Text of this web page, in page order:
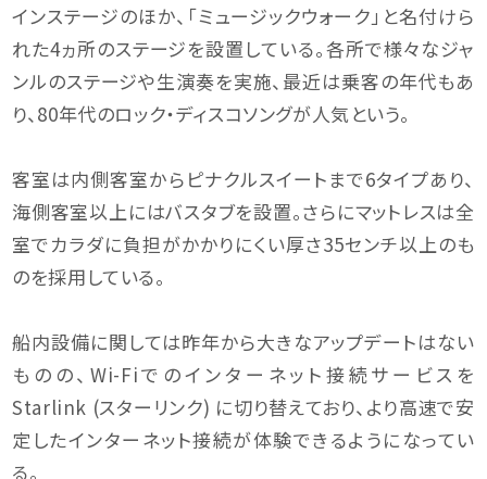
インステージのほか、「ミュージックウォーク」と名付けら
れた4ヵ所のステージを設置している。各所で様々なジャ
ンルのステージや生演奏を実施、最近は乗客の年代もあ
り、80年代のロック・ディスコソングが人気という。
客室は内側客室からピナクルスイートまで6タイプあり、
海側客室以上にはバスタブを設置。さらにマットレスは全
室でカラダに負担がかかりにくい厚さ35センチ以上のも
のを採用している。
船内設備に関しては昨年から大きなアップデートはない
ものの、Wi-Fiでのインターネット接続サービスを
Starlink (スターリンク) に切り替えており、より高速で安
定したインターネット接続が体験できるようになってい
る。